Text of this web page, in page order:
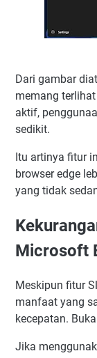
Dari gambar
memang
aktif,
sedikit.
Itu artinya fitur
browser edge
yang tidak
Microsoft
Meskipun fitur
manfaat yang
kecepatan.
Jika